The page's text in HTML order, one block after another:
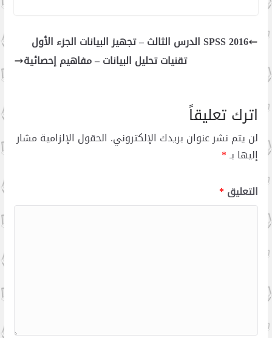
SPSS 2016 الدرس الثالث – تجهيز البيانات الجزء الأول
تقنيات تحليل البيانات – مفاهيم إحصائية
اترك تعليقاً
لن يتم نشر عنوان بريدك الإلكتروني. الحقول الإلزامية مشار
إليها بـ*
التعليق*